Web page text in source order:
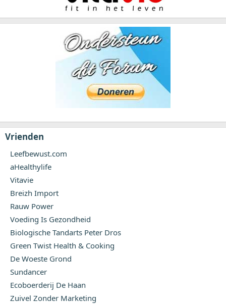
Vrienden
Leefbewust.com
aHealthylife
Vitavie
Breizh Import
Rauw Power
Voeding Is Gezondheid
Biologische Tandarts Peter Dros
Green Twist Health & Cooking
De Woeste Grond
Sundancer
Ecoboerderij De Haan
Zuivel Zonder Marketing